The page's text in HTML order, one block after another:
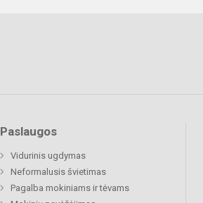
Paslaugos
Vidurinis ugdymas
Neformalusis švietimas
Pagalba mokiniams ir tėvams